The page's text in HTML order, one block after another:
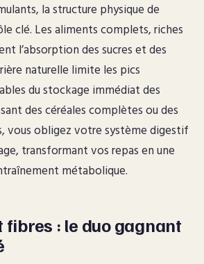
la structure physique de
clé. Les aliments complets, riches
l’absorption des sucres et des
naturelle limite les pics
du stockage immédiat des
des céréales complètes ou des
vous obligez votre système digestif
transformant vos repas en une
métabolique.
fibres : le duo gagnant